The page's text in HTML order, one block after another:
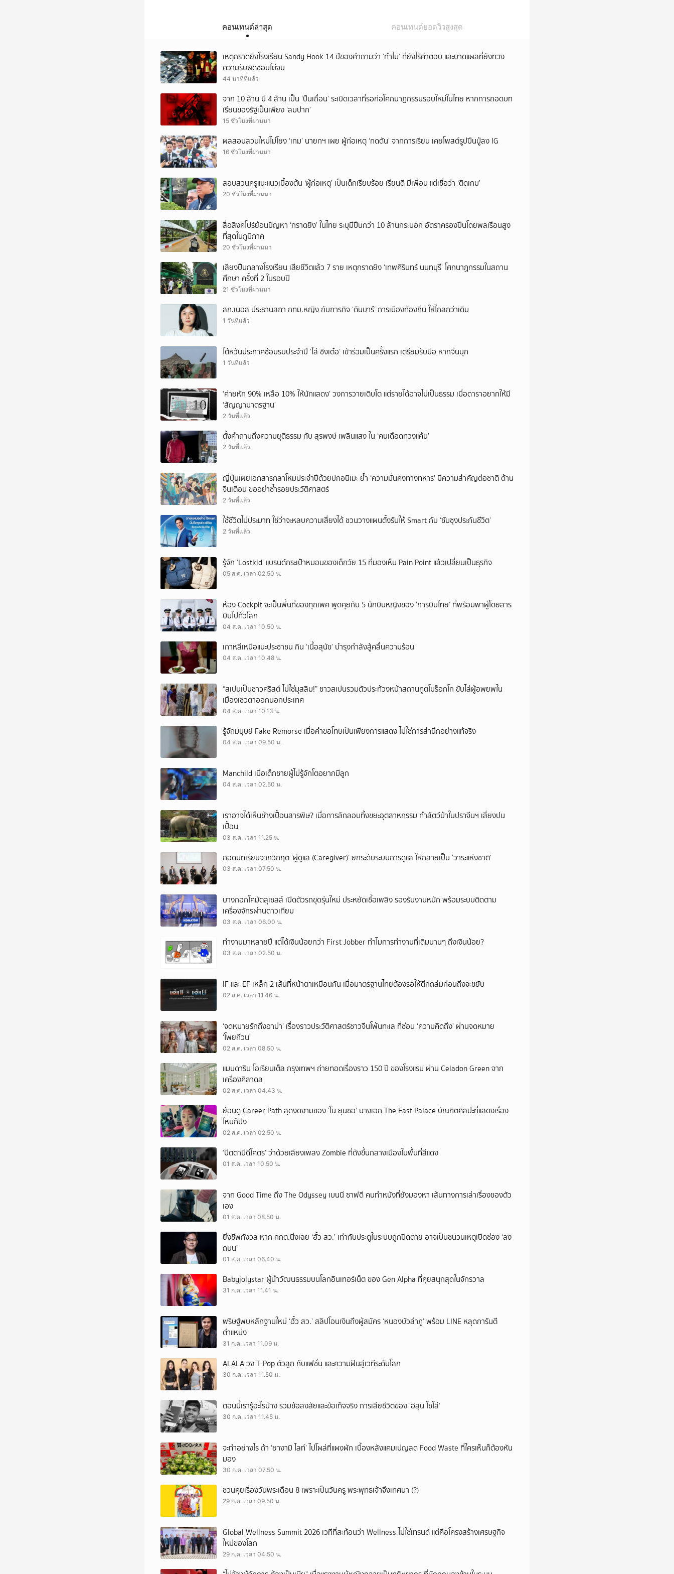
คอนเทนต์ล่าสุด คอนเทนต์ยอดวิวสูงสุด
เหตุกราดยิงโรงเรียน Sandy Hook 14 ปีของคำถามว่า ‘ทำไม’ ที่ยังไร้คำตอบ และบาดแผลที่ยังทวง
ความรับผิดชอบไม่จบ
44 นาทีที่แล้ว
จาก 10 ล้าน มี 4 ล้าน เป็น ‘ปืนเถื่อน’ ระเบิดเวลาที่รอก่อโศกนาฏกรรมรอบใหม่ในไทย หากการถอดบท
เรียนของรัฐเป็นเพียง ‘ลมปาก’
15 ชั่วโมงที่ผ่านมา
ผลสอบสวนใหม่ไม่โยง ‘เกม’ นายกฯ เผย ผู้ก่อเหตุ ‘กดดัน’ จากการเรียน เคยโพสต์รูปปืนปู่ลง IG
16 ชั่วโมงที่ผ่านมา
สอบสวนครูแนะแนวเบื้องต้น ‘ผู้ก่อเหตุ’ เป็นเด็กเรียบร้อย เรียนดี มีเพื่อน แต่เชื่อว่า ‘ติดเกม’
20 ชั่วโมงที่ผ่านมา
สื่อสิงคโปร์ย้อนปัญหา ‘กราดยิง’ ในไทย ระบุมีปืนกว่า 10 ล้านกระบอก อัตราครองปืนโดยพลเรือนสูง
ที่สุดในภูมิภาค
20 ชั่วโมงที่ผ่านมา
เสียงปืนกลางโรงเรียน เสียชีวิตแล้ว 7 ราย เหตุกราดยิง ‘เทพศิรินทร์ นนทบุรี’ โศกนาฏกรรมในสถาน
ศึกษา ครั้งที่ 2 ในรอบปี
21 ชั่วโมงที่ผ่านมา
สก.เนอส ประธานสภา กทม.หญิง กับภารกิจ ‘ดันบาร์’ การเมืองท้องถิ่น ให้ไกลกว่าเดิม
1 วันที่แล้ว
ไต้หวันประกาศซ้อมรบประจำปี ‘ไล่ ชิงเต๋อ’ เข้าร่วมเป็นครั้งแรก เตรียมรับมือ หากจีนบุก
1 วันที่แล้ว
‘ค่ายหัก 90% เหลือ 10% ให้นักแสดง’ วงการวายเติบโต แต่รายได้อาจไม่เป็นธรรม เมื่อดาราอยากให้มี
‘สัญญามาตรฐาน’
2 วันที่แล้ว
ตั้งคำถามถึงความยุติธรรม กับ สุรพงษ์ เพลินแสง ใน ‘คนเดือดทวงแค้น’
2 วันที่แล้ว
ญี่ปุ่นเผยเอกสารกลาโหมประจำปีด้วยปกอนิเมะ ย้ำ ‘ความมั่นคงทางทหาร’ มีความสำคัญต่อชาติ ด้าน
จีนเตือน ขออย่าซ้ำรอยประวัติศาสตร์
2 วันที่แล้ว
ใช้ชีวิตไม่ประมาท ใช่ว่าจะหลบความเสี่ยงได้ ชวนวางแผนตั้งรับให้ Smart กับ ‘ซัมซุงประกันชีวิต’
2 วันที่แล้ว
รู้จัก ‘Lostkid’ แบรนด์กระเป๋าหมอนของเด็กวัย 15 ที่มองเห็น Pain Point แล้วเปลี่ยนเป็นธุรกิจ
05 ส.ค. เวลา 02.50 น.
ห้อง Cockpit จะเป็นพื้นที่ของทุกเพศ พูดคุยกับ 5 นักบินหญิงของ ‘การบินไทย’ ที่พร้อมพาผู้โดยสาร
บินไปทั่วโลก
04 ส.ค. เวลา 10.50 น.
เกาหลีเหนือแนะประชาชน กิน ‘เนื้อสุนัข’ บำรุงกำลังสู้คลื่นความร้อน
04 ส.ค. เวลา 10.48 น.
“สเปนเป็นชาวคริสต์ ไม่ใช่มุสลิม!” ชาวสเปนรวมตัวประท้วงหน้าสถานทูตโมร็อกโก ขับไล่ผู้อพยพใน
เมืองเซวตาออกนอกประเทศ
04 ส.ค. เวลา 10.13 น.
รู้จักมนุษย์ Fake Remorse เมื่อคำขอโทษเป็นเพียงการแสดง ไม่ใช่การสำนึกอย่างแท้จริง
04 ส.ค. เวลา 09.50 น.
Manchild เมื่อเด็กชายผู้ไม่รู้จักโตอยากมีลูก
04 ส.ค. เวลา 02.50 น.
เราอาจได้เห็นช้างเปื้อนสารพิษ? เมื่อการลักลอบทิ้งขยะอุตสาหกรรม ทำสัตว์ป่าในปราจีนฯ เสี่ยงปน
เปื้อน
03 ส.ค. เวลา 11.25 น.
ถอดบทเรียนจากวิกฤต ‘ผู้ดูแล (Caregiver)’ ยกระดับระบบการดูแล ให้กลายเป็น ‘วาระแห่งชาติ’
03 ส.ค. เวลา 07.50 น.
บางกอกโคมัตสุเซลส์ เปิดตัวรถขุดรุ่นใหม่ ประหยัดเชื้อเพลิง รองรับงานหนัก พร้อมระบบติดตาม
เครื่องจักรผ่านดาวเทียม
03 ส.ค. เวลา 06.00 น.
ทำงานมาหลายปี แต่ได้เงินน้อยกว่า First Jobber ทำไมการทำงานที่เดิมนานๆ ถึงเงินน้อย?
03 ส.ค. เวลา 02.50 น.
IF และ EF เหล็ก 2 เส้นที่หน้าตาเหมือนกัน เมื่อมาตรฐานไทยต้องรอให้ตึกถล่มก่อนถึงจะขยับ
02 ส.ค. เวลา 11.46 น.
‘จดหมายรักถึงอาม่า’ เรื่องราวประวัติศาสตร์ชาวจีนโพ้นทะเล ที่ซ่อน ‘ความคิดถึง’ ผ่านจดหมาย
‘โพยก๊วน’
02 ส.ค. เวลา 08.50 น.
แมนดาริน โอเรียนเต็ล กรุงเทพฯ ถ่ายทอดเรื่องราว 150 ปี ของโรงแรม ผ่าน Celadon Green จาก
เครื่องศิลาดล
02 ส.ค. เวลา 04.43 น.
ย้อนดู Career Path สุดงดงามของ ‘โน ยุนซอ’ นางเอก The East Palace บัณฑิตศิลปะที่แสดงเรื่อง
ไหนก็ปัง
02 ส.ค. เวลา 02.50 น.
‘ปัตตานีดีโคตร’ ว่าด้วยเสียงเพลง Zombie ที่ดังขึ้นกลางเมืองในพื้นที่สีแดง
01 ส.ค. เวลา 10.50 น.
จาก Good Time ถึง The Odyssey เบนนี ซาฟดี คนทำหนังที่ยังมองหา เส้นทางการเล่าเรื่องของตัว
เอง
01 ส.ค. เวลา 08.50 น.
ยิ่งชีพกังวล หาก กกต.นิ่งเฉย ‘ฮั้ว สว.’ เท่ากับประตูในระบบถูกปิดตาย อาจเป็นชนวนเหตุเปิดช่อง ‘ลง
ถนน’
01 ส.ค. เวลา 06.40 น.
Babyjolystar ผู้นำวัฒนธรรมบนโลกอินเทอร์เน็ต ของ Gen Alpha ที่คุยสนุกสุดในจักรวาล
31 ก.ค. เวลา 11.41 น.
พริษฐ์พบหลักฐานใหม่ ‘ฮั้ว สว.’ สลิปโอนเงินถึงผู้สมัคร ‘หนองบัวลำภู’ พร้อม LINE หลุดการันตี
ตำแหน่ง
31 ก.ค. เวลา 11.09 น.
ALALA วง T-Pop ตัวลูก กับแฟชั่น และความฝันสู่เวทีระดับโลก
30 ก.ค. เวลา 11.50 น.
ตอนนี้เรารู้อะไรบ้าง รวมข้อสงสัยและข้อเท็จจริง การเสียชีวิตของ ‘ฮลุน โซโล่’
30 ก.ค. เวลา 11.45 น.
จะทำอย่างไร ถ้า ‘ยางามิ ไลท์’ ไปโผล่ที่แผงผัก เบื้องหลังแคมเปญลด Food Waste ที่ใครเห็นก็ต้องหัน
มอง
30 ก.ค. เวลา 07.50 น.
ชวนคุยเรื่องวันพระเดือน 8 เพราะเป็นวันครู พระพุทธเจ้าจึงเทศนา (?)
29 ก.ค. เวลา 09.50 น.
Global Wellness Summit 2026 เวทีที่สะท้อนว่า Wellness ไม่ใช่เทรนด์ แต่คือโครงสร้างเศรษฐกิจ
ใหม่ของโลก
29 ก.ค. เวลา 04.50 น.